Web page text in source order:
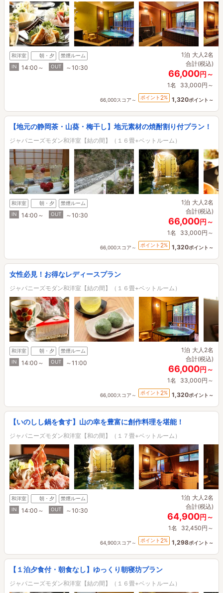
和洋室 朝・夕
禁煙ルーム
IN
14:00～ OUT ～10:30
1泊 大人2名
合計(税込)
66,000円～
1名 33,000円～
66,000スコア～ ポイント 2% 1,320ポイント～
【地元の静岡茶・山葵・梅干し】地元素材の焼酎割り付プラン！
ジャパニーズモダン和洋室【結の間】（１６畳+ベットルーム）
和洋室 朝・夕
禁煙ルーム
IN
14:00～ OUT ～10:30
1泊 大人2名
合計(税込)
66,000円～
1名 33,000円～
66,000スコア～ ポイント 2% 1,320ポイント～
女性必見！お得なレディースプラン
ジャパニーズモダン和洋室【結の間】（１６畳+ベットルーム）
和洋室 朝・夕
禁煙ルーム
IN
14:00～ OUT ～11:00
1泊 大人2名
合計(税込)
66,000円～
1名 33,000円～
66,000スコア～ ポイント 2% 1,320ポイント～
【いのしし鍋を食す】山の幸を豊富に創作料理を堪能！
ジャパニーズモダン和洋室【和の間】（１７畳+ベットルーム）
和洋室 朝・夕
禁煙ルーム
IN
14:00～ OUT ～10:30
1泊 大人2名
合計(税込)
64,900円～
1名 32,450円～
64,900スコア～ ポイント 2% 1,298ポイント～
【１泊夕食付・朝食なし】ゆっくり朝寝坊プラン
ジャパニーズモダン和洋室【結の間】（１６畳+ベットルーム）